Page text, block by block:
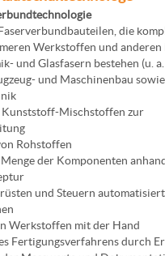
die
Werkstoffen und
und Glasfasern bestehen (u.
und Maschinenbau
Kunststoff-Mischstoffen zur
Rohstoffen
der Komponenten
und Steuern
Werkstoffen mit der Hand
Fertigungsverfahrens durch